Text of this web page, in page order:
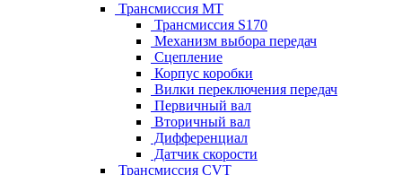
Трансмиссия MT
Трансмиссия S170
Механизм выбора передач
Сцепление
Корпус коробки
Вилки переключения передач
Первичный вал
Вторичный вал
Дифференциал
Датчик скорости
Трансмиссия CVT